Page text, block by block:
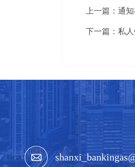
上一篇：通
下一篇：私